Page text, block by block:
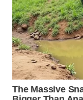
WN
SUKABUMI
WN
PURWAKARTA
WN